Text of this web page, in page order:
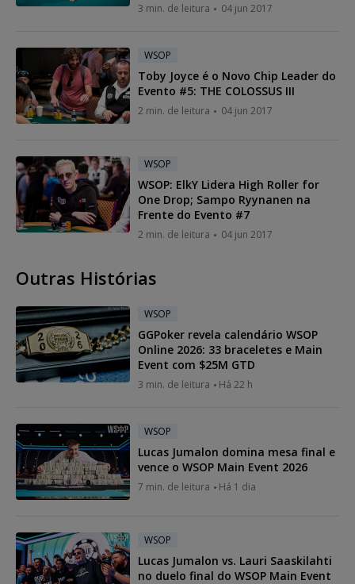
3 min. de leitura 04 jun 2017
WSOP
Toby Joyce é o Novo Chip Leader do
Evento #5: THE COLOSSUS III
2 min. de leitura 04 jun 2017
WSOP
WSOP: ElkY Lidera High Roller for
One Drop; Sampo Ryynanen na
Frente do Evento #7
2 min. de leitura 04 jun 2017
Outras Histórias
WSOP
GGPoker revela calendário WSOP
Online 2026: 33 braceletes e Main
Event com $25M GTD
3 min. de leitura Há 22 h
WSOP
Lucas Jumalon domina mesa final e
vence o WSOP Main Event 2026
7 min. de leitura Há 1 dia
WSOP
Lucas Jumalon vs. Lauri Saaskilahti
no duelo final do WSOP Main Event